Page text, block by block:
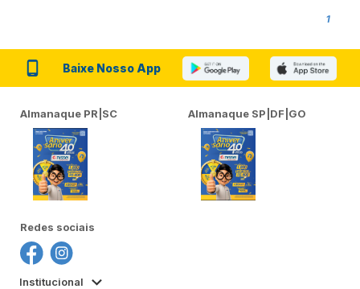
1
Baixe Nosso App
Almanaque PR|SC Almanaque SP|DF|GO
Redes sociais
Institucional